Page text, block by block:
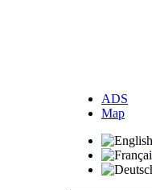
ADS
Map